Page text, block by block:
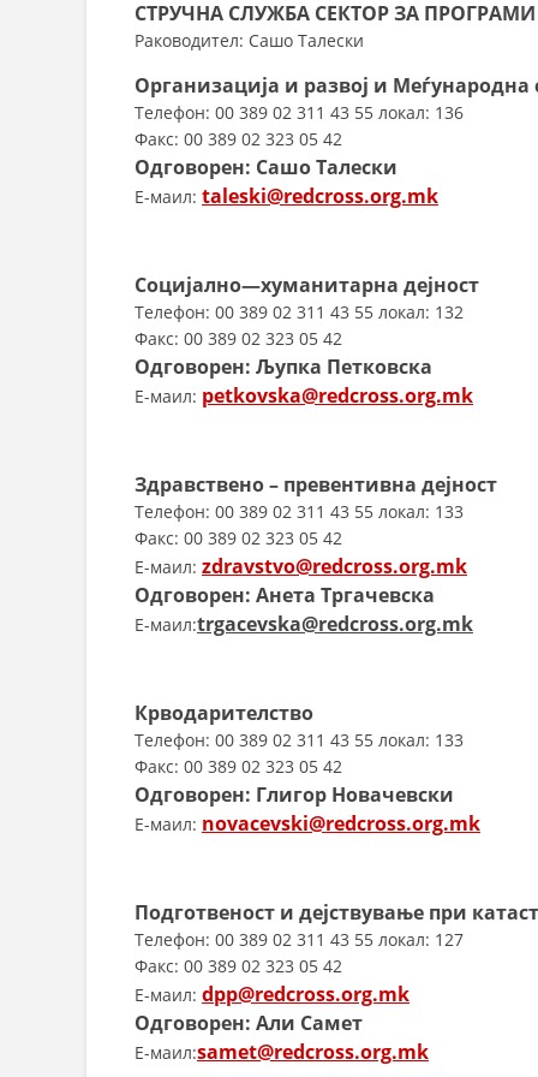
СТРУЧНА СЛУЖБА СЕКТОР ЗА ПРОГРАМИ
Раководител: Сашо Талески
Организација и развој и Меѓународна
Телефон: 00 389 02 311 43 55 локал: 136
Факс: 00 389 02 323 05 42
Одговорен: Сашо Талески
E-маил: taleski@redcross.org.mk
Социјално—хуманитарна дејност
Телефон: 00 389 02 311 43 55 локал: 132
Факс: 00 389 02 323 05 42
Одговорен: Љупка Петковска
E-маил: petkovska@redcross.org.mk
Здравствено – превентивна дејност
Телефон: 00 389 02 311 43 55 локал: 133
Факс: 00 389 02 323 05 42
E-маил: zdravstvo@redcross.org.mk
Одговорен: Aнета Тргачевска
E-маил:trgacevska@redcross.org.mk
Крводарителство
Телефон: 00 389 02 311 43 55 локал: 133
Факс: 00 389 02 323 05 42
Одговорен: Глигор Новачевски
E-маил: novacevski@redcross.org.mk
Подготвеност и дејствување при
Телефон: 00 389 02 311 43 55 локал: 127
Факс: 00 389 02 323 05 42
E-маил: dpp@redcross.org.mk
Одговорен: Али Самет
E-маил:samet@redcross.org.mk